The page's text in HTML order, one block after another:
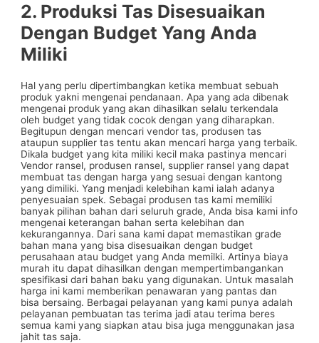
2. Produksi Tas Disesuaikan
Dengan Budget Yang Anda
Miliki
Hal yang perlu dipertimbangkan ketika membuat sebuah
produk yakni mengenai pendanaan. Apa yang ada dibenak
mengenai produk yang akan dihasilkan selalu terkendala
oleh budget yang tidak cocok dengan yang diharapkan.
Begitupun dengan mencari vendor tas, produsen tas
ataupun supplier tas tentu akan mencari harga yang terbaik.
Dikala budget yang kita miliki kecil maka pastinya mencari
Vendor ransel, produsen ransel, supplier ransel yang dapat
membuat tas dengan harga yang sesuai dengan kantong
yang dimiliki. Yang menjadi kelebihan kami ialah adanya
penyesuaian spek. Sebagai produsen tas kami memiliki
banyak pilihan bahan dari seluruh grade, Anda bisa kami info
mengenai keterangan bahan serta kelebihan dan
kekurangannya. Dari sana kami dapat memastikan grade
bahan mana yang bisa disesuaikan dengan budget
perusahaan atau budget yang Anda memilki. Artinya biaya
murah itu dapat dihasilkan dengan mempertimbangankan
spesifikasi dari bahan baku yang digunakan. Untuk masalah
harga ini kami memberikan penawaran yang pantas dan
bisa bersaing. Berbagai pelayanan yang kami punya adalah
pelayanan pembuatan tas terima jadi atau terima beres
semua kami yang siapkan atau bisa juga menggunakan jasa
jahit tas saja.